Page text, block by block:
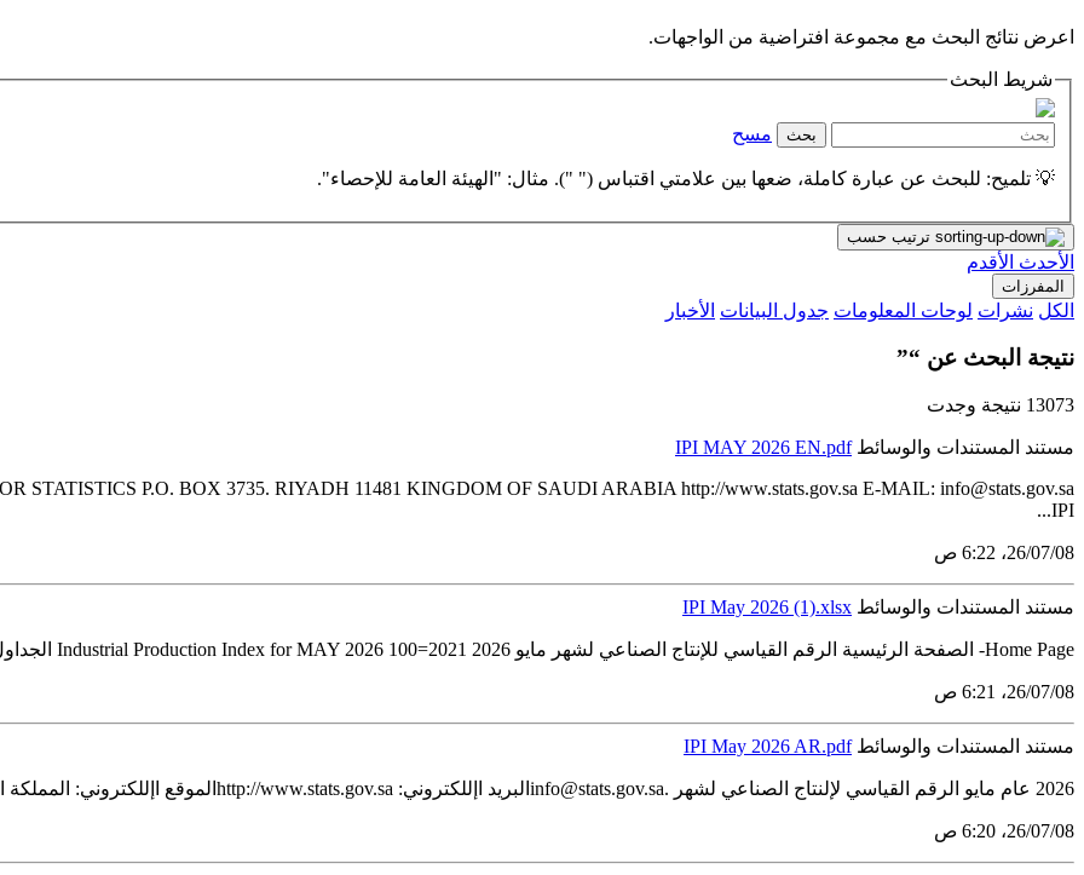
اعرض نتائج البحث مع مجموعة افتراضية من الواجهات.
شريط البحث
بحث مسح
💡 تلميح: للبحث عن عبارة كاملة، ضعها بين علامتي اقتباس (" "). مثال: "الهيئة العامة للإحصاء".
ترتيب حسب
الأحدث الأقدم
المفرزات
الكل نشرات لوحات المعلومات جدول البيانات الأخبار
نتيجة البحث عن “”
13073 نتيجة وجدت
مستند المستندات والوسائط IPI MAY 2026 EN.pdf
STATISTICS P.O. BOX 3735. RIYADH 11481 KINGDOM OF SAUDI ARABIA http://www.stats.gov.sa E-MAIL: info@stats.gov.sa
IPI...
08‏/07‏/26، 6:22 ص
مستند المستندات والوسائط IPI May 2026 (1).xlsx
Home Page- الصفحة الرئيسية الرقم القياسي للإنتاج الصناعي لشهر مايو 2026 Industrial Production Index for MAY 2026 100=2021 الجداول Tables 1 الرقم القياسي للإنتاج الصناعي حسب الأنشطة...
08‏/07‏/26، 6:21 ص
مستند المستندات والوسائط IPI May 2026 AR.pdf
2026 عام مايو الرقم القياسي لإلنتاج الصناعي لشهر .info@stats.gov.saالبريد اإللكتروني: http://www.stats.gov.saالموقع اإللكتروني: المملكة العربية السعودية 11481الرياض 3735ص.ب الهيئة...
08‏/07‏/26، 6:20 ص